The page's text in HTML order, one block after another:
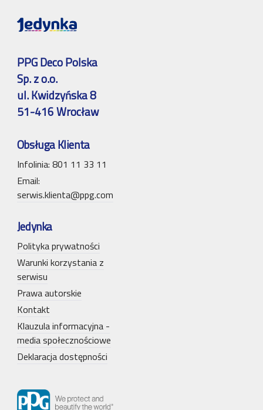
PPG Deco Polska
Sp. z o.o.
ul. Kwidzyńska 8
51-416 Wrocław
Obsługa Klienta
Infolinia: 801 11 33 11
Email:
serwis.klienta@ppg.com
Jedynka
Polityka prywatności
Warunki korzystania z
serwisu
Prawa autorskie
Kontakt
Klauzula informacyjna -
media społecznościowe
Deklaracja dostępności